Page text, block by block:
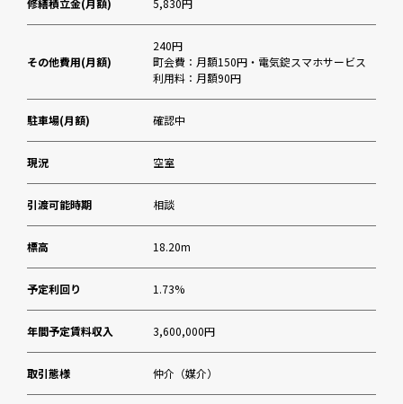
その他費用(月額)
240円
町会費：月額150円・電気錠スマホサービス
利用料：月額90円
駐車場(月額) 確認中
現況 空室
引渡可能時期 相談
標高 18.20m
予定利回り 1.73%
年間予定賃料収入 3,600,000円
取引態様 仲介（媒介）